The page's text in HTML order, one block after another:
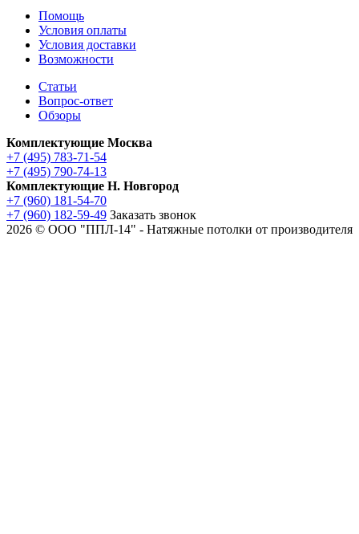
Помощь
Условия оплаты
Условия доставки
Возможности
Статьи
Вопрос-ответ
Обзоры
Комплектующие Москва
+7 (495) 783-71-54
+7 (495) 790-74-13
Комплектующие Н. Новгород
+7 (960) 181-54-70
+7 (960) 182-59-49 Заказать звонок
2026 © ООО "ППЛ-14" - Натяжные потолки от производителя